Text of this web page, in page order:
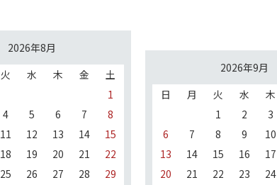
2026年8月
火 水 木 金
土
1
4 5 6 7
8
11 12 13 14
15
18 19 20 21
22
25 26 27 28
29
2026年9月
日
月 火 水 木
1
2 3
6
7 8 9 10
13
14 15 16 17
20
21 22 23 24